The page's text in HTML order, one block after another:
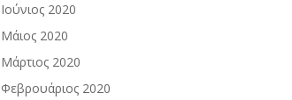
Ιούνιος 2020
Μάιος 2020
Μάρτιος 2020
Φεβρουάριος 2020